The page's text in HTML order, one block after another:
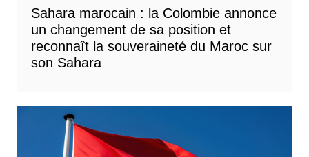
Sahara marocain : la Colombie annonce
un changement de sa position et
reconnaît la souveraineté du Maroc sur
son Sahara